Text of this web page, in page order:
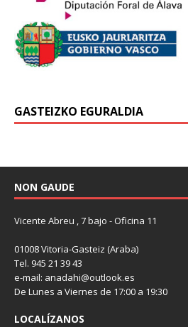
GASTEIZKO EGURALDIA
NON GAUDE
Vicente Abreu , 7 bajo - Oficina 11
01008 Vitoria-Gasteiz (Araba)
Tel. 945 21 39 43
e-mail: anadahi@outlook.es
De Lunes a Viernes de 17:00 a 19:30
LOCALÍZANOS